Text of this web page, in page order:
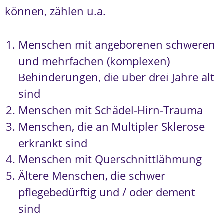
können, zählen u.a.
Menschen mit angeborenen schweren
und mehrfachen (komplexen)
Behinderungen, die über drei Jahre alt
sind
Menschen mit Schädel-Hirn-Trauma
Menschen, die an Multipler Sklerose
erkrankt sind
Menschen mit Querschnittlähmung
Ältere Menschen, die schwer
pflegebedürftig und / oder dement
sind